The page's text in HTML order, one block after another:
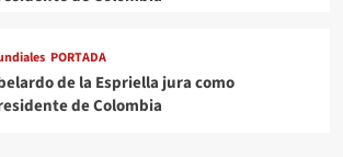
PORTADA
de la Espriella jura como
de Colombia